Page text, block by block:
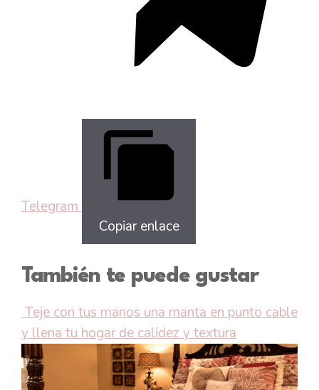
Telegram
Copiar enlace
También te puede gustar
Teje con tus manos una manta en punto cable
y llena tu hogar de calidez y textura